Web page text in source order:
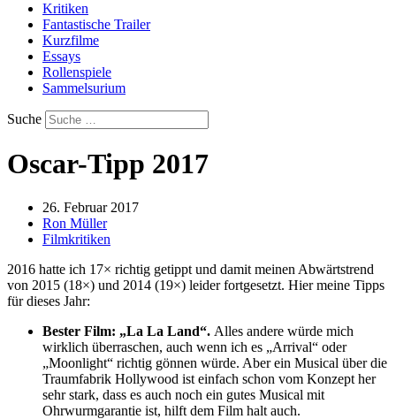
Kritiken
Fantastische Trailer
Kurzfilme
Essays
Rollenspiele
Sammelsurium
Suche
Oscar-Tipp 2017
26. Februar 2017
Ron Müller
Filmkritiken
2016 hatte ich 17× richtig getippt und damit meinen Abwärtstrend
von 2015 (18×) und 2014 (19×) leider fortgesetzt. Hier meine Tipps
für dieses Jahr:
Bester Film: „La La Land“. Alles andere würde mich
wirklich überraschen, auch wenn ich es „Arrival“ oder
„Moonlight“ richtig gönnen würde. Aber ein Musical über die
Traumfabrik Hollywood ist einfach schon vom Konzept her
sehr stark, dass es auch noch ein gutes Musical mit
Ohrwurmgarantie ist, hilft dem Film halt auch.